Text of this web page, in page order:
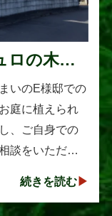
ロの木の
いのE様邸での
庭に植えられ
、ご自身での
談をいただき
続きを読む